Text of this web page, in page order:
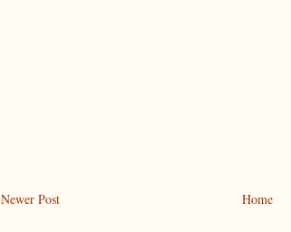
Newer Post Home